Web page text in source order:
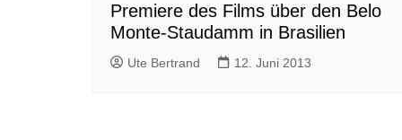
Premiere des Films über den Belo
Monte-Staudamm in Brasilien
Ute Bertrand 12. Juni 2013